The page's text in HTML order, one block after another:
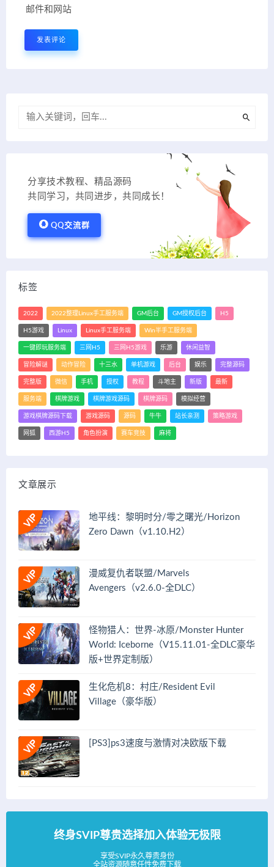
邮件和网站
分享技术教程、精品源码
共同学习，共同进步，共同成长！
QQ交流群
标签
2022 2022整理Linux手工服务端 GM后台 GM授权后台 H5
H5游戏 Linux Linux手工服务端 Win半手工服务端
一键即玩服务端 三网H5 三网H5游戏 乐游 休闲益智
冒险解谜 动作冒险 十三水 单机游戏 后台 娱乐 完整源码
完整版 微信 手机 授权 教程 斗地主 新版 最新
服务端 棋牌游戏 棋牌游戏源码 棋牌源码 模拟经营
游戏棋牌源码下载 游戏源码 源码 牛牛 站长亲测 策略游戏
网狐 西游H5 角色扮演 赛车竞技 麻将
文章展示
地平线：黎明时分/零之曙光/Horizon
Zero Dawn（v1.10.H2）
漫威复仇者联盟/Marvels
Avengers（v2.6.0-全DLC）
怪物猎人：世界-冰原/Monster Hunter
World: Iceborne（V15.11.01-全DLC豪华
版+世界定制版）
生化危机8：村庄/Resident Evil
Village（豪华版）
[PS3]ps3速度与激情对决欧版下载
终身SVIP尊贵选择加入体验无极限
享受SVIP永久尊贵身份
全站资源随意任性免费下载